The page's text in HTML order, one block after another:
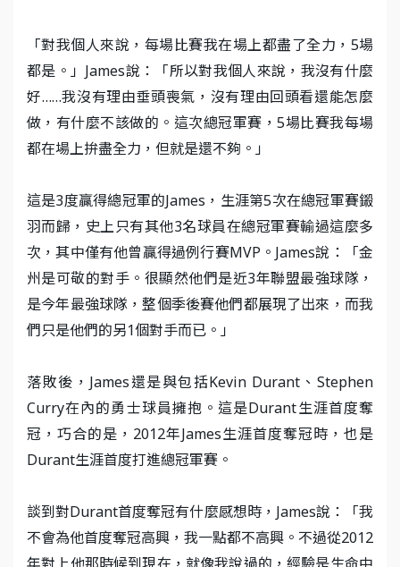
「對我個人來說，每場比賽我在場上都盡了全力，5場
都是。」James說：「所以對我個人來說，我沒有什麼
好……我沒有理由垂頭喪氣，沒有理由回頭看還能怎麼
做，有什麼不該做的。這次總冠軍賽，5場比賽我每場
都在場上拚盡全力，但就是還不夠。」
這是3度贏得總冠軍的James，生涯第5次在總冠軍賽鎩
羽而歸，史上只有其他3名球員在總冠軍賽輸過這麼多
次，其中僅有他曾贏得過例行賽MVP。James說：「金
州是可敬的對手。很顯然他們是近3年聯盟最強球隊，
是今年最強球隊，整個季後賽他們都展現了出來，而我
們只是他們的另1個對手而已。」
落敗後，James還是與包括Kevin Durant、Stephen
Curry在內的勇士球員擁抱。這是Durant生涯首度奪
冠，巧合的是，2012年James生涯首度奪冠時，也是
Durant生涯首度打進總冠軍賽。
談到對Durant首度奪冠有什麼感想時，James說：「我
不會為他首度奪冠高興，我一點都不高興。不過從2012